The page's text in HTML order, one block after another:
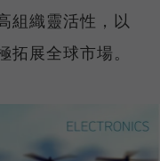
組織靈活性，以
展全球市場。